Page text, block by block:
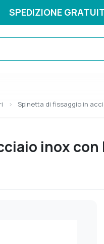
SPEDIZIONE
Spinetta di fissaggio in
inox